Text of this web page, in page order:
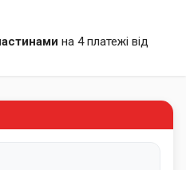
на 4 платежі від